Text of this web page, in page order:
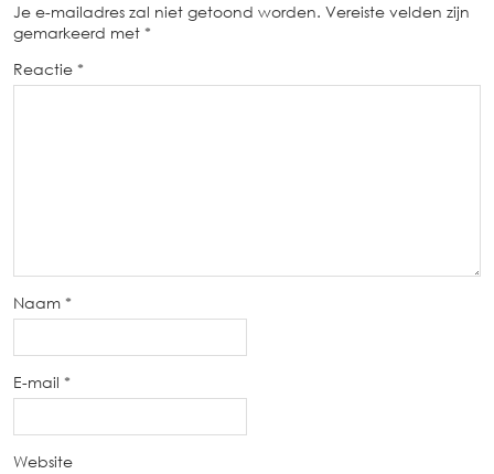
Je e-mailadres zal niet getoond worden. Vereiste velden zijn
gemarkeerd met *
Reactie *
Naam *
E-mail *
Website